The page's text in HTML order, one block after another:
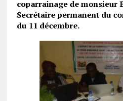
coparrainage de monsieur
Secrétaire permanent du
du 11 décembre.